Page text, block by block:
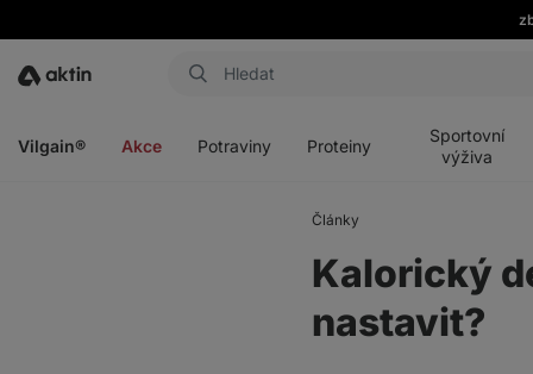
Aktin
Vilgain® Akce Potraviny Proteiny
Sportovní
výživa
Články
Kalorický
nastavit?